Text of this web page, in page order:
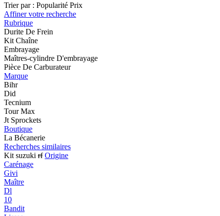
Trier par : Popularité Prix
Affiner votre recherche
Rubrique
Durite De Frein
Kit Chaîne
Embrayage
Maîtres-cylindre D'embrayage
Pièce De Carburateur
Marque
Bihr
Did
Tecnium
Tour Max
Jt Sprockets
Boutique
La Bécanerie
Recherches similaires
Kit suzuki rf Origine
Carénage
Givi
Maître
Dl
10
Bandit